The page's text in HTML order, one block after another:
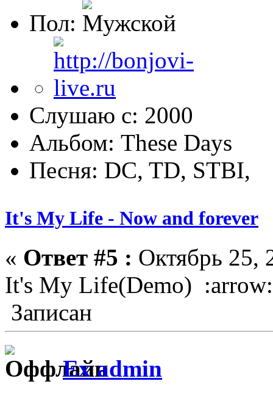
Пол:
Слушаю с: 2000
Альбом: These Days
Песня: DC, TD, STBI,
It's My Life - Now and forever
« Ответ #5 : Октябрь 25,
It's My Life(Demo)
Записан
Ex admin